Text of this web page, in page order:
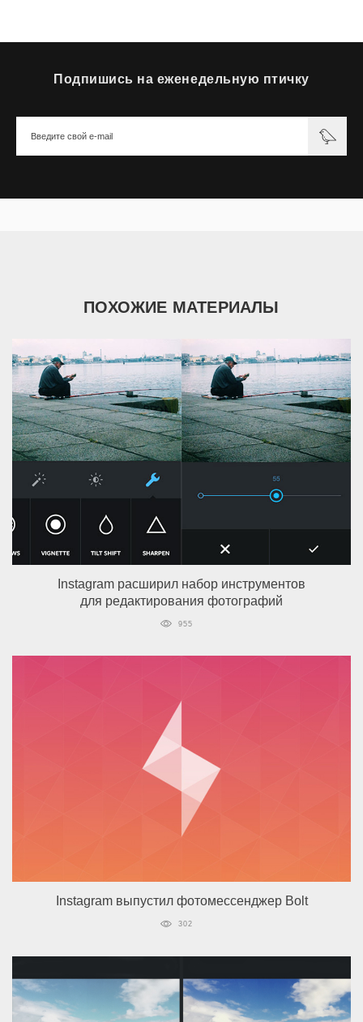
Подпишись на еженедельную птичку
ПОХОЖИЕ МАТЕРИАЛЫ
Instagram расширил набор инструментов
для редактирования фотографий
955
Instagram выпустил фотомессенджер Bolt
302